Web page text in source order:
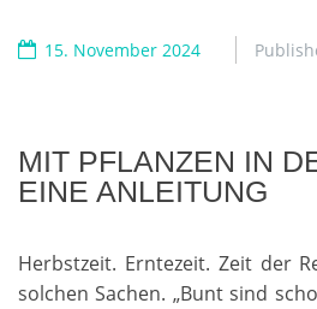
15. November 2024
MIT PFLANZEN IN
EINE ANLEITUNG
Herbstzeit. Erntezeit. Zeit der
solchen Sachen. „Bunt sind